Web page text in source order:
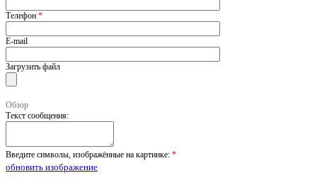
Телефон *
E-mail
Загрузить файл
Обзор
Текст сообщения:
Введите символы, изображённые на картинке: *
обновить изображение